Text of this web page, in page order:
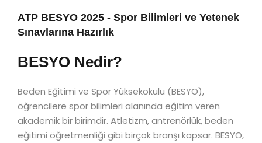
ATP BESYO 2025 - Spor Bilimleri ve Yetenek
Sınavlarına Hazırlık
BESYO Nedir?
Beden Eğitimi ve Spor Yüksekokulu (BESYO),
öğrencilere spor bilimleri alanında eğitim veren
akademik bir birimdir. Atletizm, antrenörlük, beden
eğitimi öğretmenliği gibi birçok branşı kapsar. BESYO,